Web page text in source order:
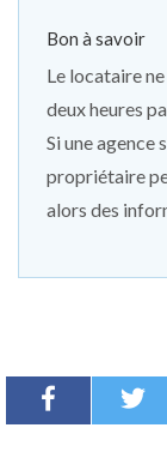
Bon à savoir
Le locataire
deux heures
Si une agence
propriétaire
alors des